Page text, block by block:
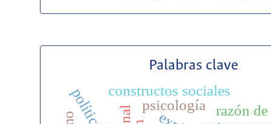
Palabras clave
constructos sociales
psicología
política razón